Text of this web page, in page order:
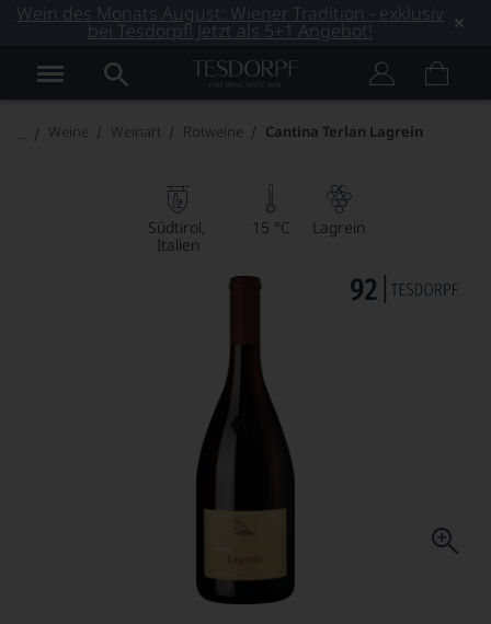
Wein des Monats August: Wiener Tradition - exklusiv
bei Tesdorpf! Jetzt als 5+1 Angebot!
Weine Weinart Rotweine Cantina Terlan Lagrein
Südtirol
Italien
15 °C Lagrein